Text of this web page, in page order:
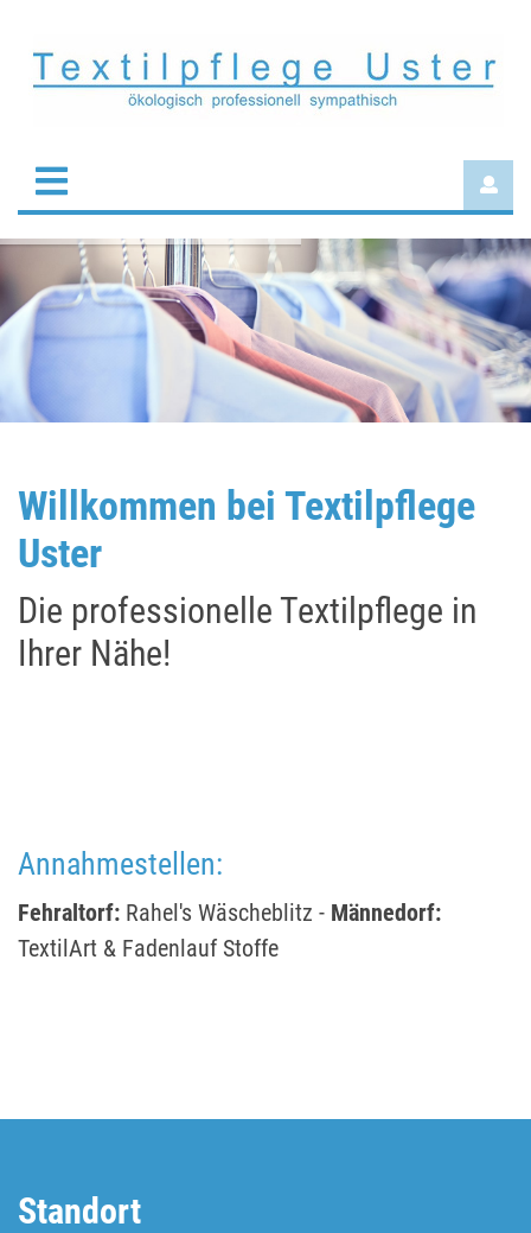
Willkommen bei Textilpflege
Uster
Die professionelle Textilpflege in
Ihrer Nähe!
Annahmestellen:
Fehraltorf: Rahel's Wäscheblitz - Männedorf:
TextilArt & Fadenlauf Stoffe
Standort